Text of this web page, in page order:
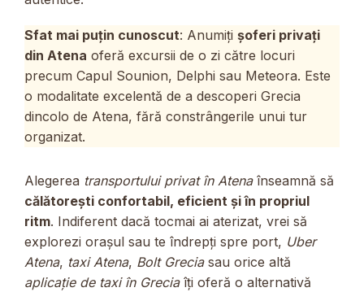
Sfat mai puțin cunoscut: Anumiți șoferi privați
din Atena oferă excursii de o zi către locuri
precum Capul Sounion, Delphi sau Meteora. Este
o modalitate excelentă de a descoperi Grecia
dincolo de Atena, fără constrângerile unui tur
organizat.
Alegerea transportului privat în Atenaînseamnă să
călătorești confortabil, eficient și în propriul
ritm. Indiferent dacă tocmai ai aterizat, vrei să
explorezi orașul sau te îndrepți spre port, Uber
Atena, taxi Atena, Bolt Greciasau orice altă
aplicație de taxi în Greciaîți oferă o alternativă